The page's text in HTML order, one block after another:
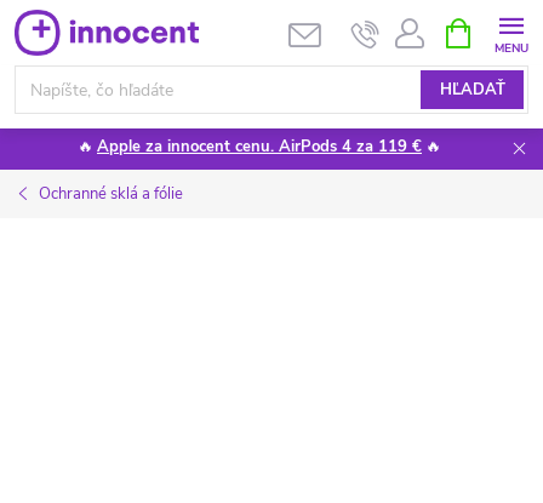
Prejsť
na
obsah
HĽADAŤ
KOŠÍK
🔥 Apple za innocent cenu. AirPods 4 za 119 € 🔥
Ochranné sklá a fólie